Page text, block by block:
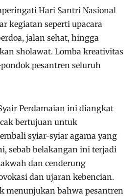
Hari Santri Nasional
kegiatan seperti upacara
jalan sehat, hingga
sholawat. Lomba kreativitas
pesantren seluruh
Perdamaian ini diangkat
bertujuan untuk
syiar-syiar agama yang
sebab belakangan ini terjadi
dan cenderung
dan ujaran kebencian.
menunjukan bahwa pesantren